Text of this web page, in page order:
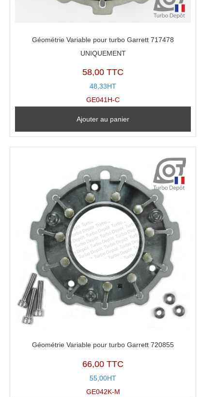
Géométrie Variable pour turbo Garrett 717478
UNIQUEMENT
58,00 TTC
48,33HT
GE041H-C
Ajouter au panier
Géométrie Variable pour turbo Garrett 720855
66,00 TTC
55,00HT
GE042K-M